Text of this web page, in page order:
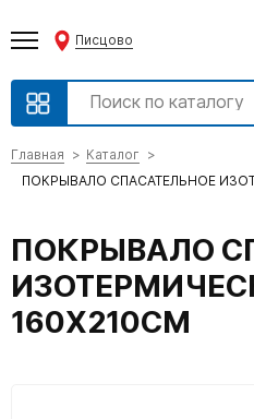
Писцово
Главная
Каталог
ПОКРЫВАЛО СПАСАТЕЛЬНОЕ
ПОКРЫВАЛО
160Х210СМ